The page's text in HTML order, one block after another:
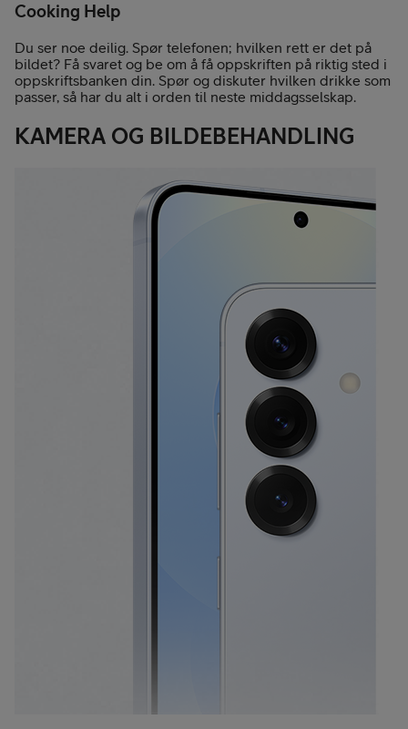
Cooking Help
Du ser noe deilig. Spør telefonen; hvilken rett er det på
bildet? Få svaret og be om å få oppskriften på riktig sted i
oppskriftsbanken din. Spør og diskuter hvilken drikke som
passer, så har du alt i orden til neste middagsselskap.
KAMERA OG BILDEBEHANDLING